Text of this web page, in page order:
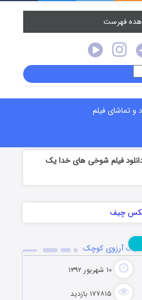
فهرست
و تماشای فیلم
فیلم شوخی های خدا یک
یک آرزوی کوچک
۱۰ شهریور ۱۳۹۲
۱۷۷۸۱۵ بازدید